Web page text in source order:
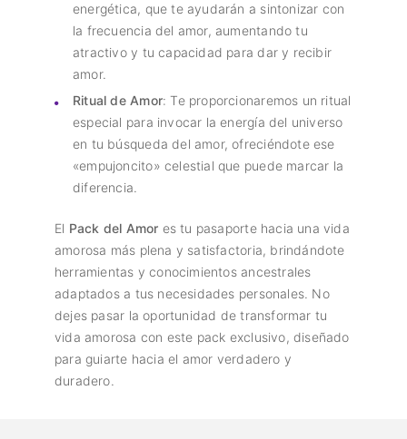
energética, que te ayudarán a sintonizar con
la frecuencia del amor, aumentando tu
atractivo y tu capacidad para dar y recibir
amor.
Ritual de Amor: Te proporcionaremos un ritual
especial para invocar la energía del universo
en tu búsqueda del amor, ofreciéndote ese
«empujoncito» celestial que puede marcar la
diferencia.
El Pack del Amor es tu pasaporte hacia una vida
amorosa más plena y satisfactoria, brindándote
herramientas y conocimientos ancestrales
adaptados a tus necesidades personales. No
dejes pasar la oportunidad de transformar tu
vida amorosa con este pack exclusivo, diseñado
para guiarte hacia el amor verdadero y
duradero.